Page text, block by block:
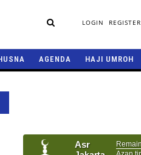
LOGIN REGISTER
AGENDA HAJI UMROH